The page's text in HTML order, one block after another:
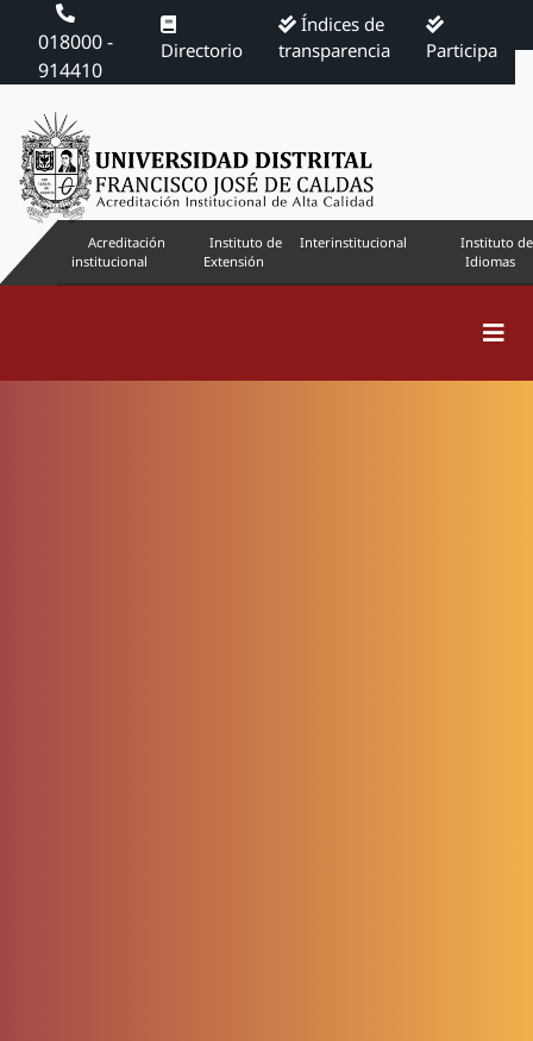
018000 -
914410
Directorio
Índices de
transparencia
Participa
Acreditación
institucional
Instituto de
Extensión
Interinstitucional
Instituto de
Idiomas